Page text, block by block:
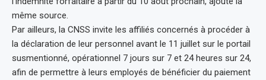
même source.
Par ailleurs, la CNSS invite les affiliés concernés à procéder à
la déclaration de leur personnel avant le 11 juillet sur le portail
susmentionné, opérationnel 7 jours sur 7 et 24 heures sur 24,
afin de permettre à leurs employés de bénéficier du paiement